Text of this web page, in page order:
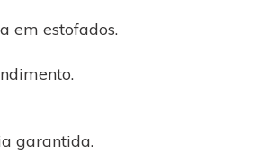
em estofados.
garantida.